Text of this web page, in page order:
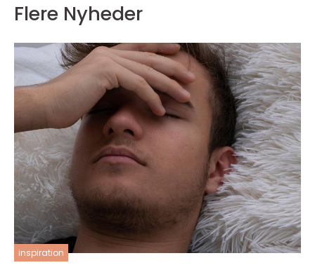
Flere Nyheder
inspiration